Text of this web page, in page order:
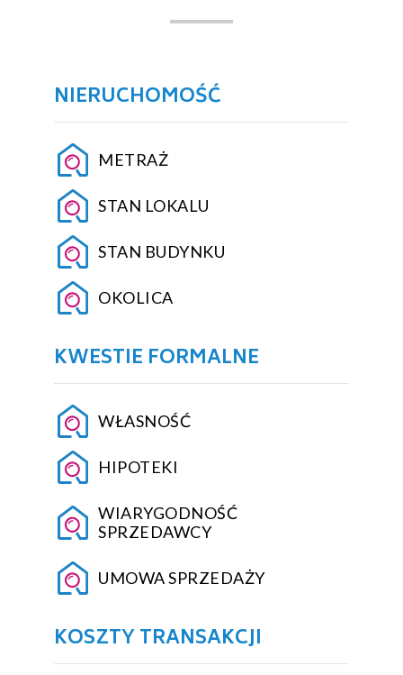
NIERUCHOMOŚĆ
METRAŻ
STAN LOKALU
STAN BUDYNKU
OKOLICA
KWESTIE FORMALNE
WŁASNOŚĆ
HIPOTEKI
WIARYGODNOŚĆ
SPRZEDAWCY
UMOWA SPRZEDAŻY
KOSZTY TRANSAKCJI